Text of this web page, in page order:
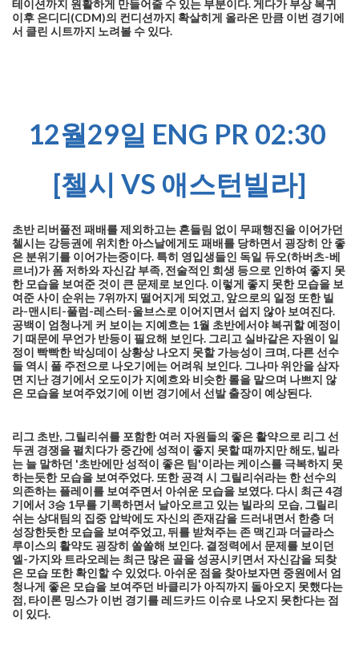
테이션까지 원활하게 만들어줄 수 있는 부분이다. 게다가 부상 복귀
이후 은디디(CDM)의 컨디션까지 확살히게 올라온 만큼 이번 경기에
서 클린 시트까지 노려볼 수 있다.
12월29일 ENG PR 02:30
[첼시 VS 애스턴빌라]
초반 리버풀전 패배를 제외하고는 흔들림 없이 무패행진을 이어가던
첼시는 강등권에 위치한 아스날에게도 패배를 당하면서 굉장히 안 좋
은 분위기를 이어가는중이다. 특히 영입생들인 독일 듀오(하버츠-베
르너)가 폼 저하와 자신감 부족, 전술적인 희생 등으로 인하여 좋지 못
한 모습을 보여준 것이 큰 문제로 보인다. 이렇게 좋지 못한 모습을 보
여준 사이 순위는 7위까지 떨어지게 되었고, 앞으로의 일정 또한 빌
라-맨시티-풀럼-레스터-울브스로 이어지면서 쉽지 않아 보여진다.
공백이 엄청나게 커 보이는 지예흐는 1월 초반에서야 복귀할 예정이
기 때문에 무언가 반등이 필요해 보인다. 그리고 실바같은 자원이 일
정이 빡빡한 박싱데이 상황상 나오지 못할 가능성이 크며, 다른 선수
들 역시 풀 주전으로 나오기에는 어려워 보인다. 그나마 위안을 삼자
면 지난 경기에서 오도이가 지예흐와 비슷한 롤을 맡으며 나쁘지 않
은 모습을 보여주었기에 이번 경기에서 선발 출장이 예상된다.
리그 초반, 그릴리쉬를 포함한 여러 자원들의 좋은 활약으로 리그 선
두권 경쟁을 펼치다가 중간에 성적이 좋지 못할 때까지만 해도, 빌라
는 늘 말하던 '초반에만 성적이 좋은 팀'이라는 케이스를 극복하지 못
하는듯한 모습을 보여주었다. 또한 공격 시 그릴리쉬라는 한 선수의
의존하는 플레이를 보여주면서 아쉬운 모습을 보였다. 다시 최근 4경
기에서 3승 1무를 기록하면서 날아오르고 있는 빌라의 모습, 그릴리
쉬는 상대팀의 집중 압박에도 자신의 존재감을 드러내면서 한층 더
성장한듯한 모습을 보여주었고, 뒤를 받쳐주는 존 맥긴과 더글라스
루이스의 활약도 굉장히 쏠쏠해 보인다. 결정력에서 문제를 보이던
엘-가지와 트라오레는 최근 많은 골을 성공시키면서 자신감을 되찾
은 모습 또한 확인할 수 있었다. 아쉬운 점을 찾아보자면 중원에서 엄
청나게 좋은 모습을 보여주던 바클리가 아직까지 돌아오지 못했다는
점, 타이론 밍스가 이번 경기를 레드카드 이슈로 나오지 못한다는 점
이 있다.